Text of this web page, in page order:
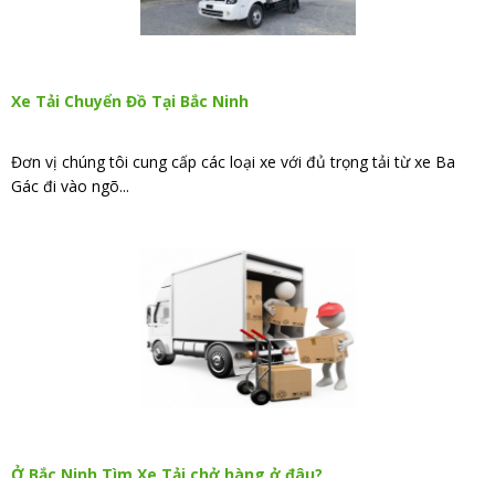
Xe Tải Chuyển Đồ Tại Bắc Ninh
Đơn vị chúng tôi cung cấp các loại xe với đủ trọng tải từ xe Ba
Gác đi vào ngõ...